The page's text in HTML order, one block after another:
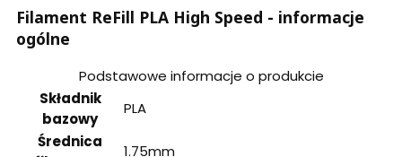
Filament ReFill PLA High Speed - informacje
ogólne
Podstawowe informacje o produkcie
Składnik
bazowy
PLA
Średnica
1.75mm